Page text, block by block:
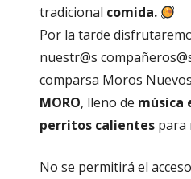
tradicional comida.
Por la tarde
nuestr@s
comparsa Moros
MORO, lleno de música
perritos calientes para
No se permitirá el